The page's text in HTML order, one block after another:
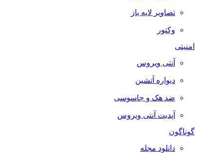
تصاویر لایه باز
وکتور
امنیتی
آنتی ویروس
دیواره آتشین
ضد هک و جاسوسی
آپدیت آنتی ویروس
گوناگون
دانلود مجله